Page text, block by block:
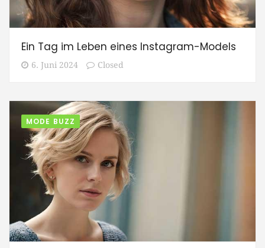
Ein Tag im Leben eines Instagram-Models
6. Juni 2024 Closed
MODE BUZZ